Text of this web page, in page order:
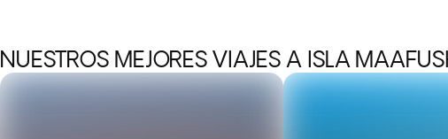
NUESTROS MEJORES VIAJES A ISLA